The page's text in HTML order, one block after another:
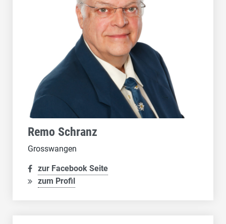
Remo Schranz
Grosswangen
zur Facebook Seite
zum Profil